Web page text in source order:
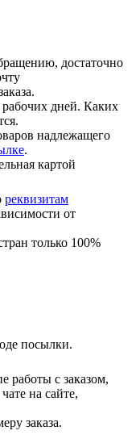
достаточно
дней. Каких
надлежащего
.
картой
реквизитам
от
только 100%
посылки.
с заказом,
на сайте,
заказа.